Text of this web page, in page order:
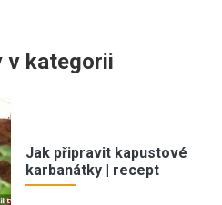
v kategorii
Jak připravit kapustové
karbanátky | recept